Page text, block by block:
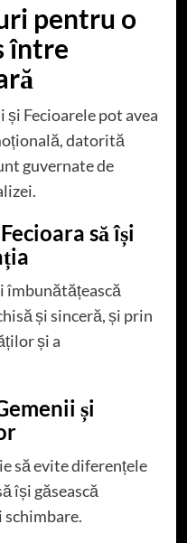
pentru o
între
Fecioarele pot avea
datorită
guvernate de
să își
îmbunătățească
și sinceră, și prin
și a
și
să evite diferențele
își găsească